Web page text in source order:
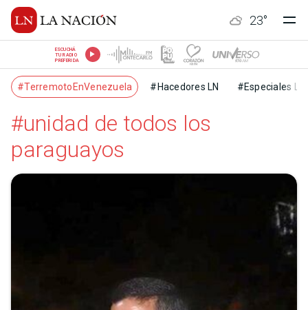
23°
ESCUCHÁ
TU RADIO
PREFERIDA
#TerremotoEnVenezuela #Hacedores LN #Especiales LN
#unidad de todos los
paraguayos